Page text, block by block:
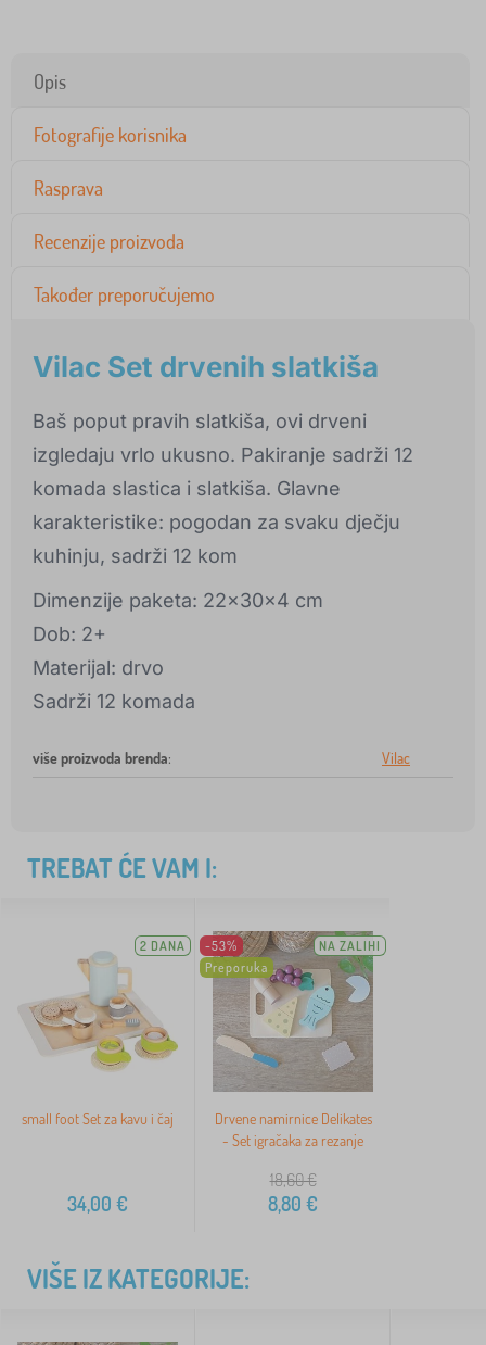
Opis
Fotografije korisnika
Rasprava
Recenzije proizvoda
Također preporučujemo
Vilac Set drvenih slatkiša
Baš poput pravih slatkiša, ovi drveni
izgledaju vrlo ukusno. Pakiranje sadrži 12
komada slastica i slatkiša. Glavne
karakteristike: pogodan za svaku dječju
kuhinju, sadrži 12 kom
Dimenzije paketa: 22x30x4 cm
Dob: 2+
Materijal: drvo
Sadrži 12 komada
više proizvoda brenda: Vilac
TREBAT ĆE VAM I:
2 DANA
small foot Set za kavu i čaj
34,00 €
-53%
Preporuka
NA ZALIHI
Drvene namirnice Delikates
- Set igračaka za rezanje
18,60€
8,80 €
VIŠE IZ KATEGORIJE: